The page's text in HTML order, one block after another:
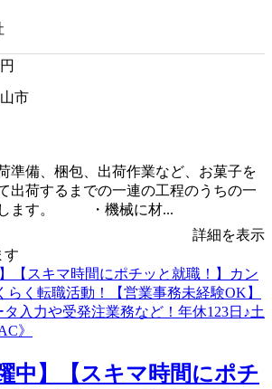
円
市
準備、梱包、出荷作業など、お菓子を
出荷するまでの一連の工程のうちの一
します。 ・機械に材...
詳細を表示
す
躍中】【スキマ時間にポチ